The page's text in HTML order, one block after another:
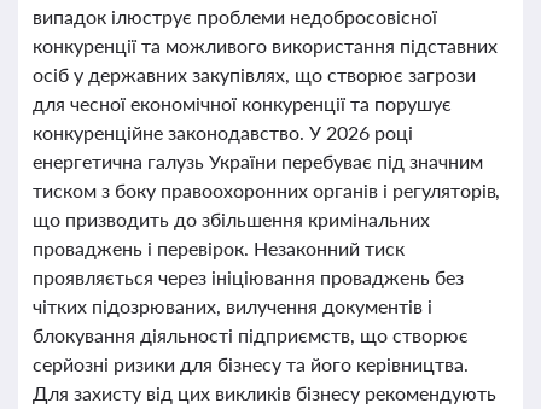
випадок ілюструє проблеми недобросовісної
конкуренції та можливого використання підставних
осіб у державних закупівлях, що створює загрози
для чесної економічної конкуренції та порушує
конкуренційне законодавство. У 2026 році
енергетична галузь України перебуває під значним
тиском з боку правоохоронних органів і регуляторів,
що призводить до збільшення кримінальних
проваджень і перевірок. Незаконний тиск
проявляється через ініціювання проваджень без
чітких підозрюваних, вилучення документів і
блокування діяльності підприємств, що створює
серйозні ризики для бізнесу та його керівництва.
Для захисту від цих викликів бізнесу рекомендують